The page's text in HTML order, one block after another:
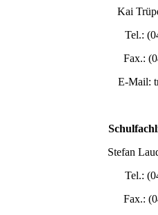
Kai
Tel.:
Fax.:
E-Mail:
Stefan
Tel.:
Fax.: